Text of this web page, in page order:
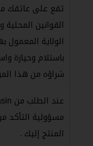
تقع على عاتقك
القوانين المحلية
الولاية المعمول
باستلام وحيازة
شراؤه من هذا
مسؤولية التأكد
المنتج إليك .